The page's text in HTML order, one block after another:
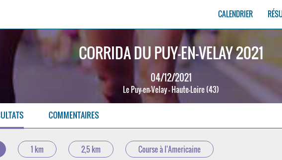
CALENDRIER
CORRIDA DU PUY-EN-VELAY 2021
04/12/2021
Le Puy-en-Velay - Haute-Loire (43)
COMMENTAIRES
1 km 2,5 km Course à l'Americaine